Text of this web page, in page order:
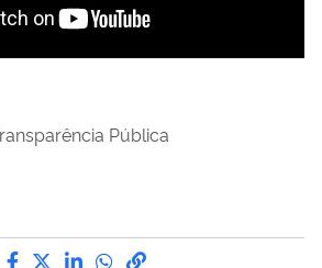
Pública
Compartilhe por Facebook
Compartilhe por Twitter
Compartilhe por
Compartilhe por
link para Copiar